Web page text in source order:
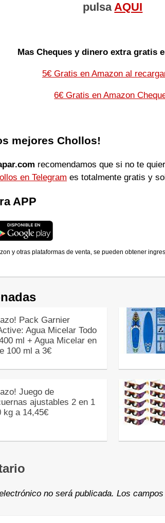
pulsaAQUI
Mas Cheques y dinero extra gratis
5€ Gratis en Amazon al
6€ Gratis en Amazon
mejores Chollos!
recomendamos que si no te
en Telegram es totalmente gratis y
APP
y otras plataformas de venta, se pueden obtener
Pack Garnier
Agua Micelar Todo
ml + Agua Micelar en
100 ml a 3€
Juego de
ajustables 2 en 1
kg a 14,45€
no será publicada. Los